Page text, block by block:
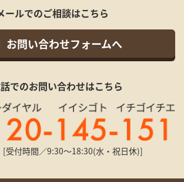
ールでのご相談はこちら
お問い合わせフォームへ
でのお問い合わせはこちら
[受付時間／9:30〜18:30(水・祝日休)]